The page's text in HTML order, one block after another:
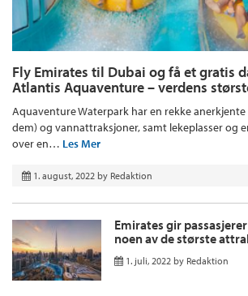
Fly Emirates til Dubai og få et gratis
Atlantis Aquaventure – verdens
Aquaventure Waterpark har en rekke anerkjente
dem) og vannattraksjoner, samt lekeplasser og
over en… Les Mer
1. august, 2022 by Redaktion
Emirates gir
noen av de største
1. juli, 2022 by Redaktion